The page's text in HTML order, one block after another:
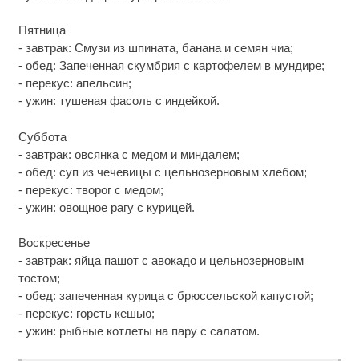
Пятница
- завтрак: Смузи из шпината, банана и семян чиа;
- обед: Запеченная скумбрия с картофелем в мундире;
- перекус: апельсин;
- ужин: тушеная фасоль с индейкой.
Суббота
- завтрак: овсянка с медом и миндалем;
- обед: суп из чечевицы с цельнозерновым хлебом;
- перекус: творог с медом;
- ужин: овощное рагу с курицей.
Воскресенье
- завтрак: яйца пашот с авокадо и цельнозерновым
тостом;
- обед: запеченная курица с брюссельской капустой;
- перекус: горсть кешью;
- ужин: рыбные котлеты на пару с салатом.